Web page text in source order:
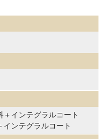
インテグラルコート
ンテグラルコート